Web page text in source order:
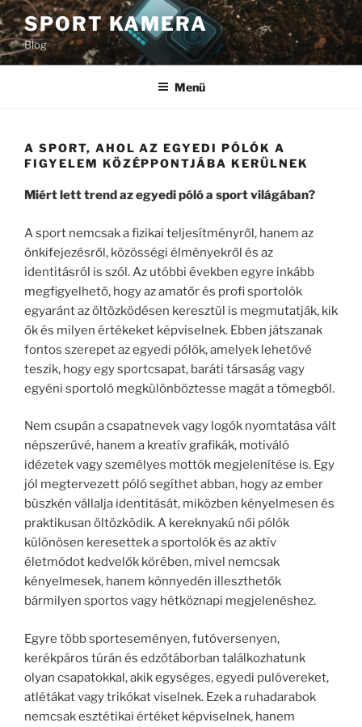
Tartalomhoz
SPORT KAMERA
Blog
Menü
A SPORT, AHOL AZ EGYEDI PÓLÓK A
FIGYELEM KÖZÉPPONTJÁBA KERÜLNEK
Miért lett trend az egyedi póló a sport világában?
A sport nemcsak a fizikai teljesítményről, hanem az
önkifejezésről, közösségi élményekről és az
identitásról is szól. Az utóbbi években egyre inkább
megfigyelhető, hogy az amatőr és profi sportolók
egyaránt az öltözködésen keresztül is megmutatják, kik
ők és milyen értékeket képviselnek. Ebben játszanak
fontos szerepet az egyedi pólók, amelyek lehetővé
teszik, hogy egy sportcsapat, baráti társaság vagy
egyéni sportoló megkülönböztesse magát a tömegből.
Nem csupán a csapatnevek vagy logók nyomtatása vált
népszerűvé, hanem a kreatív grafikák, motiváló
idézetek vagy személyes mottók megjelenítése is. Egy
jól megtervezett póló segíthet abban, hogy az ember
büszkén vállalja identitását, miközben kényelmesen és
praktikusan öltözködik. A kereknyakú női pólók
különösen keresettek a sportolók és az aktív
életmódot kedvelők körében, mivel nemcsak
kényelmesek, hanem könnyedén illeszthetők
bármilyen sportos vagy hétköznapi megjelenéshez.
Egyre több sporteseményen, futóversenyen,
kerékpáros túrán és edzőtáborban találkozhatunk
olyan csapatokkal, akik egységes, egyedi pulóvereket,
atlétákat vagy trikókat viselnek. Ezek a ruhadarabok
nemcsak esztétikai értéket képviselnek, hanem